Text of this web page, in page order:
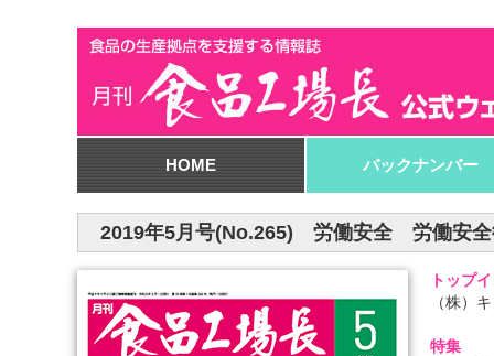
HOME バックナンバー
2019年5月号(No.265) 労働安全 労働安全
トップ
（株）
特集